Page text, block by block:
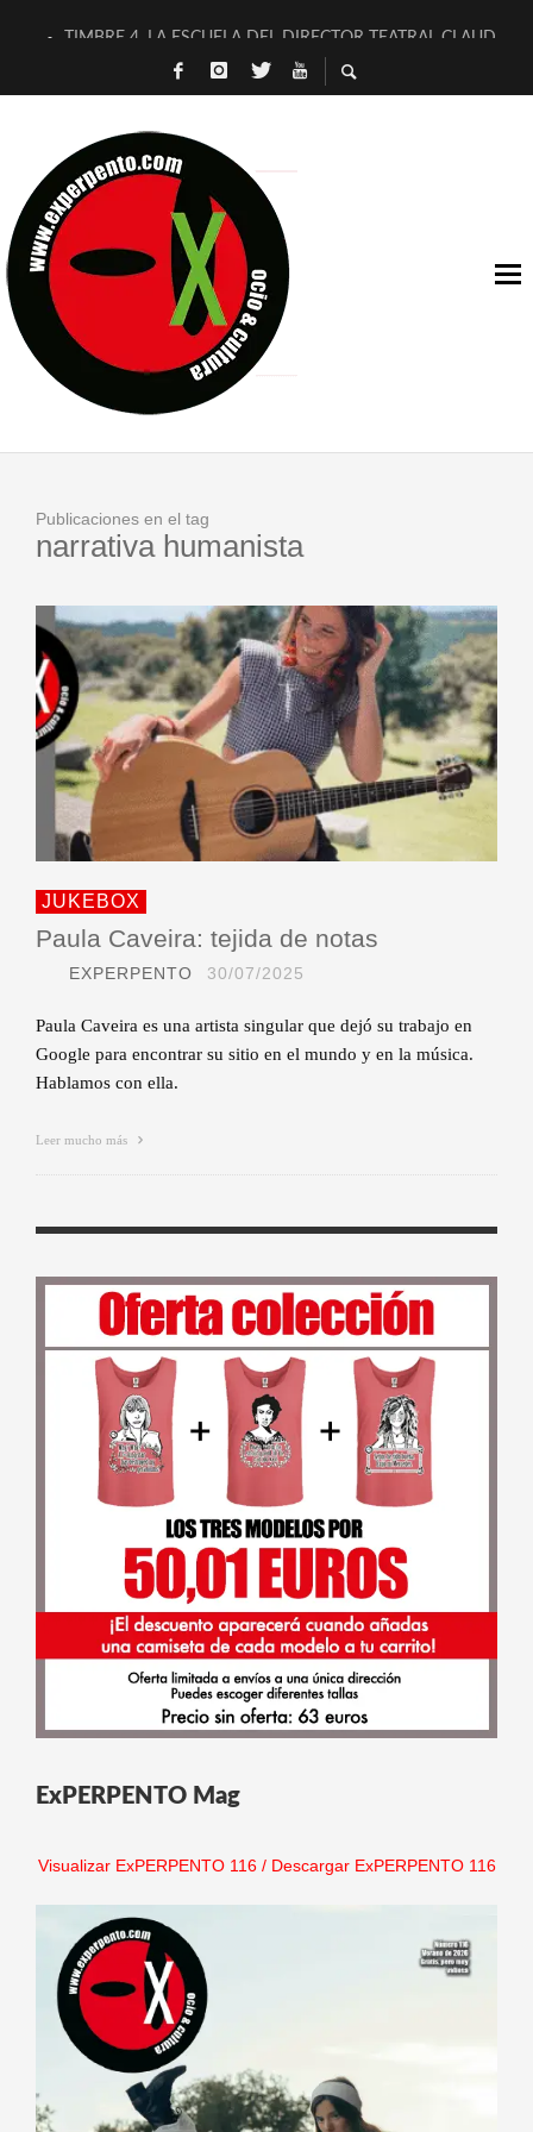
TIMBRE 4, LA ESCUELA DEL DIRECTOR TEATRAL CLAUDIO
30 AÑOS (NO ES NADA) DE LA KATARSIS DEL TOMATAZO
D’BALDOMEROS REINVENTAN [BITÁCORA 3.0] EN EXVITA
MARSHALL FLASH PRESENTA EN EXVITA [RELATIVA
JOFRE BARDAGÍ EN EXVITA INTERPRETANDO A SERRAT
YORCH PRESENTA [CURSO DE ARMONÍA PERSECUTORIA]
MAGALÍ SARE NOS EXPLICA [DESCASADA]
«NO TENGO PUTOS SUEÑOS»
Publicaciones en el tag
narrativa humanista
JUKEBOX
Paula Caveira: tejida de notas
EXPERPENTO 30/07/2025
Paula Caveira es una artista singular que dejó su trabajo en
Google para encontrar su sitio en el mundo y en la música.
Hablamos con ella.
Leer mucho más
ExPERPENTO Mag
Visualizar ExPERPENTO 116/ Descargar ExPERPENTO 116